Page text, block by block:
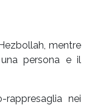
mentre
persona e il
nei